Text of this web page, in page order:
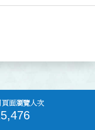
頁面瀏覽人次